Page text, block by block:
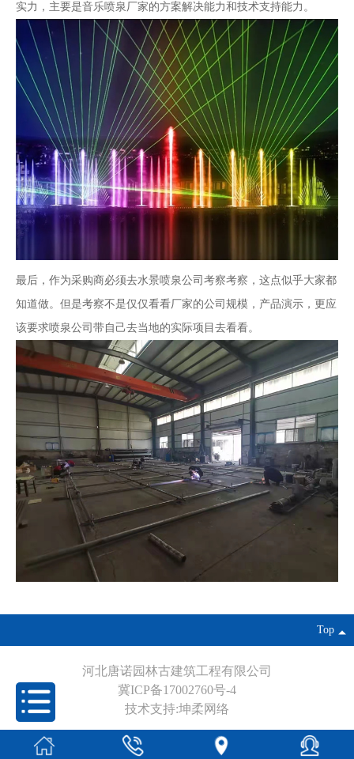
实力，主要是音乐喷泉厂家的方案解决能力和技术支持能力。
最后，作为采购商必须去水景喷泉公司 考察考察，这点似乎大家都
知道做。但是考察不是仅仅看看厂家的公司规模，产品演示，更应
该要求喷泉公司带自己去当地的实际项目去看看。
Top
河北唐诺园林古建筑工程有限公司
冀ICP备17002760号-4
技术支持:坤柔网络